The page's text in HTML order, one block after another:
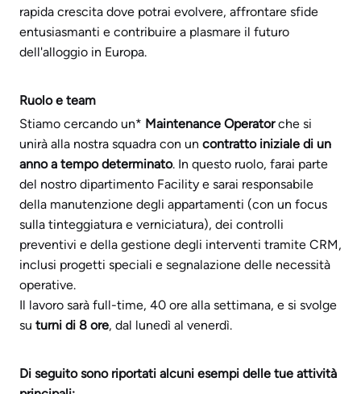
rapida crescita dove potrai evolvere, affrontare sfide
entusiasmanti e contribuire a plasmare il futuro
dell'alloggio in Europa.
Ruolo e team
Stiamo cercando un* Maintenance Operatorche si
unirà alla nostra squadra con un contratto iniziale di un
anno a tempo determinato. In questo ruolo, farai parte
del nostro dipartimento Facility e sarai responsabile
della manutenzione degli appartamenti (con un focus
sulla tinteggiatura e verniciatura), dei controlli
preventivi e della gestione degli interventi tramite CRM,
inclusi progetti speciali e segnalazione delle necessità
operative.
Il lavoro sarà full-time, 40 ore alla settimana, e si svolge
su turni di 8 ore, dal lunedì al venerdì.
Di seguito sono riportati alcuni esempi delle tue attività